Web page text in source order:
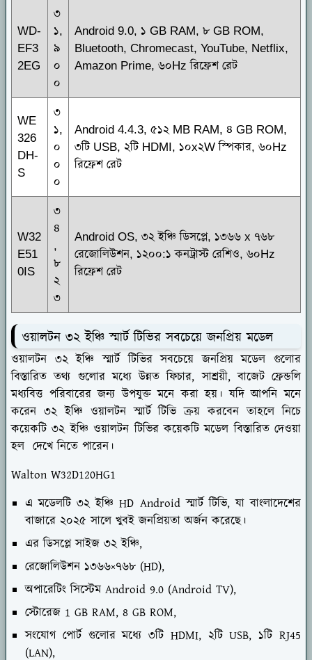
WD-
EF3
2EG
৩
১,
৯
০
০
Android 9.0, ১ GB RAM, ৮ GB ROM,
Bluetooth, Chromecast, YouTube, Netflix,
Amazon Prime, ৬০Hz রিফ্রেশ রেট
WE
326
DH-
S
৩
১,
০
০
০
Android 4.4.3, ৫১২ MB RAM, ৪ GB ROM,
৩টি USB, ২টি HDMI, ১০x২W স্পিকার, ৬০Hz
রিফ্রেশ রেট
W32
E51
0IS
৩
৪
,
৮
২
৩
Android OS, ৩২ ইঞ্চি ডিসপ্লে, ১৩৬৬ x ৭৬৮
রেজোলিউশন, ১২০০:১ কনট্রাস্ট রেশিও, ৬০Hz
রিফ্রেশ রেট
ওয়ালটন ৩২ ইঞ্চি স্মার্ট টিভির সবচেয়ে জনপ্রিয় মডেল
ওয়ালটন ৩২ ইঞ্চি স্মার্ট টিভির সবচেয়ে জনপ্রিয় মডেল গুলোর
বিস্তারিত তথ্য গুলোর মধ্যে উন্নত ফিচার, সাশ্রয়ী, বাজেট ফ্রেন্ডলি
মধ্যবিত্ত পরিবারের জন্য উপযুক্ত মনে করা হয়। যদি আপনি মনে
করেন ৩২ ইঞ্চি ওয়ালটন স্মার্ট টিভি ক্রয় করবেন তাহলে নিচে
কয়েকটি ৩২ ইঞ্চি ওয়ালটন টিভির কয়েকটি মডেল বিস্তারিত দেওয়া
হল দেখে নিতে পারেন।
Walton W32D120HG1
এ মডেলটি ৩২ ইঞ্চি HD Android স্মার্ট টিভি, যা বাংলাদেশের
বাজারে ২০২৫ সালে খুবই জনপ্রিয়তা অর্জন করেছে।
এর ডিসপ্লে সাইজ ৩২ ইঞ্চি,
রেজোলিউশন ১৩৬৬×৭৬৮ (HD),
অপারেটিং সিস্টেম Android 9.0 (Android TV),
স্টোরেজ 1 GB RAM, 8 GB ROM,
সংযোগ পোর্ট গুলোর মধ্যে ৩টি HDMI, ২টি USB, ১টি RJ45
(LAN),